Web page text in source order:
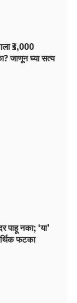
₹3,000
जाणून घ्या सत्य
पाहू नका; ‘या’
फटका